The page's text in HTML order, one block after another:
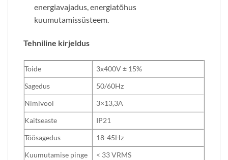
energiavajadus, energiatõhus
kuumutamissüsteem.
Tehniline kirjeldus
Toide
3x400V ± 15%
Sagedus
50/60Hz
Nimivool
3×13,3A
Kaitseaste
IP21
Töösagedus
18-45Hz
Kuumutamise pinge
< 33 VRMS